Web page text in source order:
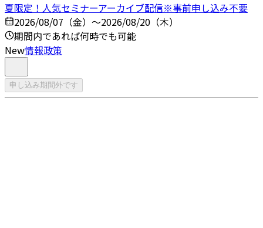
夏限定！人気セミナーアーカイブ配信※事前申し込み不要
2026/08/07（金）～2026/08/20（木）
期間内であれば何時でも可能
New情報政策
申し込み期間外です